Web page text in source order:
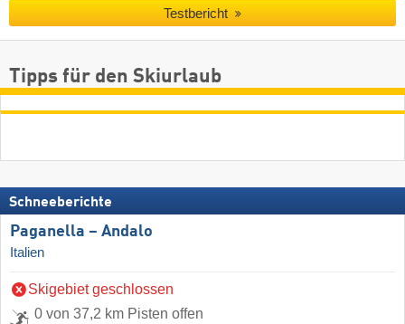
Testbericht
Tipps für den Skiurlaub
Schneeberichte
Paganella – Andalo
Italien
Skigebiet geschlossen
0 von 37,2 km Pisten offen